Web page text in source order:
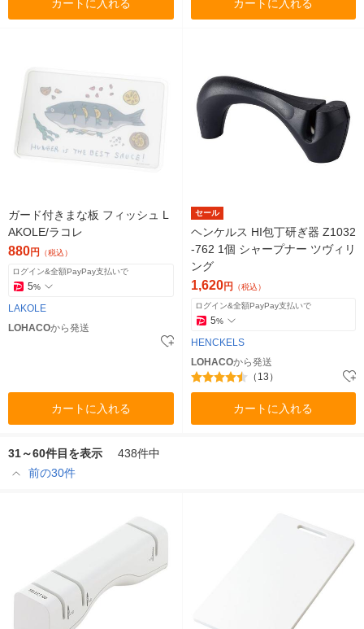
カートに入れる カートに入れる
ガード付きまな板 フィッシュ L
AKOLE/ラコレ
880円 （税込）
ログイン&全額PayPay支払いで
5%
LAKOLE
LOHACOから発送
カートに入れる
セール
ヘンケルス HI包丁研ぎ器 Z1032
-762 1個 シャープナー ツヴィリ
ング
1,620円 （税込）
ログイン&全額PayPay支払いで
5%
HENCKELS
LOHACOから発送
（13）
カートに入れる
31～60件目を表示
438件中
前の30件